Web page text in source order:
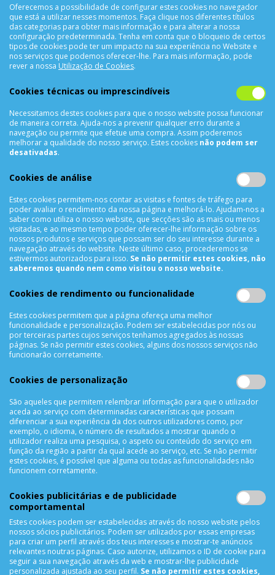
CONTACTOS
4450-042 Matosinhos Portugal
comercial@cellrepair.pt
vendas@cellrepair.pt
229 380 496 Chamada para a rede fixa nacional
910991733
Segunda a Sexta das 10h00 às 19h00
Sábado das 9h00 às 13h00
INFORMAÇÕES
Termos & Condições
Política de Privacidade
Trocas & Devoluções
Métodos de Pagamento
Resolução de Litígios
Livro de reclamações
APOIO AO CLIENTE
Criar Conta
As Minhas Encomendas
Lista de Desejos
Solicitar uma Devolução
Expedição
Utilização de Cookies
NEWSLETTER
Oferecemos a possibilidade de configurar estes cookies no navegador
que está a utilizar nesses momentos. Faça clique nos diferentes títulos
das categorias para obter mais informação e para alterar a nossa
configuração predeterminada. Tenha em conta que o bloqueio de certos
tipos de cookies pode ter um impacto na sua experiência no Website e
nos serviços que podemos oferecer-lhe. Para mais informação, pode
rever a nossa Utilização de Cookies.
Cookies técnicas ou imprescindíveis
Necessitamos destes cookies para que o nosso website possa funcionar
de maneira correta. Ajuda-nos a prevenir qualquer erro durante a
navegação ou permite que efetue uma compra. Assim poderemos
melhorar a qualidade do nosso serviço. Estes cookies não podem ser
desativadas.
Cookies de análise
Estes cookies permitem-nos contar as visitas e fontes de tráfego para
poder avaliar o rendimento da nossa página e melhorá-lo. Ajudam-nos a
saber como utiliza o nosso website, que secções são as mais ou menos
visitadas, e ao mesmo tempo poder oferecer-lhe informação sobre os
nossos produtos e serviços que possam ser do seu interesse durante a
navegação através do website. Neste último caso, procederemos se
estivermos autorizados para isso. Se não permitir estes cookies, não
saberemos quando nem como visitou o nosso website.
Cookies de rendimento ou funcionalidade
Estes cookies permitem que a página ofereça uma melhor
funcionalidade e personalização. Podem ser estabelecidas por nós ou
por terceiras partes cujos serviços tenhamos agregados às nossas
páginas. Se não permitir estes cookies, alguns dos nossos serviços não
funcionarão corretamente.
Cookies de personalização
São aqueles que permitem relembrar informação para que o utilizador
aceda ao serviço com determinadas características que possam
diferenciar a sua experiência da dos outros utilizadores como, por
exemplo, o idioma, o número de resultados a mostrar quando o
utilizador realiza uma pesquisa, o aspeto ou conteúdo do serviço em
função da região a partir da qual acede ao serviço, etc. Se não permitir
estes cookies, é possível que alguma ou todas as funcionalidades não
funcionem corretamente.
Cookies publicitárias e de publicidade
comportamental
Estes cookies podem ser estabelecidas através do nosso website pelos
nossos sócios publicitários. Podem ser utilizados por essas empresas
para criar um perfil através dos teus interesses e mostrar-te anúncios
relevantes noutras páginas. Caso autorize, utilizamos o ID de cookie para
seguir a sua navegação através da web e mostrar-lhe publicidade
personalizada ajustada ao seu perfil. Se não permitir estes cookies,